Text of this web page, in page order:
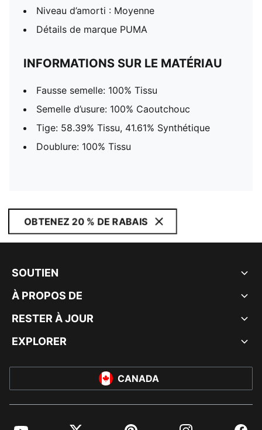
Niveau d’amorti : Moyenne
Détails de marque PUMA
INFORMATIONS SUR LE MATÉRIAU
Fausse semelle: 100% Tissu
Semelle d’usure: 100% Caoutchouc
Tige: 58.39% Tissu, 41.61% Synthétique
Doublure: 100% Tissu
OBTENEZ 20 % DE RABAIS
SOUTIEN
À PROPOS DE
RESTER À JOUR
EXPLORER
CANADA